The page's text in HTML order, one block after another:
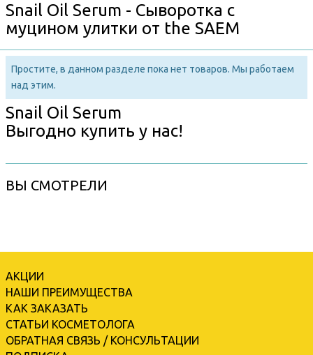
Snail Oil Serum - Сыворотка с
муцином улитки от the SAEM
Простите, в данном разделе пока нет товаров. Мы работаем
над этим.
Snail Oil Serum
Выгодно купить у нас!
ВЫ СМОТРЕЛИ
АКЦИИ
НАШИ ПРЕИМУЩЕСТВА
КАК ЗАКАЗАТЬ
СТАТЬИ КОСМЕТОЛОГА
ОБРАТНАЯ СВЯЗЬ / КОНСУЛЬТАЦИИ